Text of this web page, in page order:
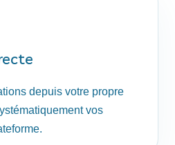
depuis votre propre
vos